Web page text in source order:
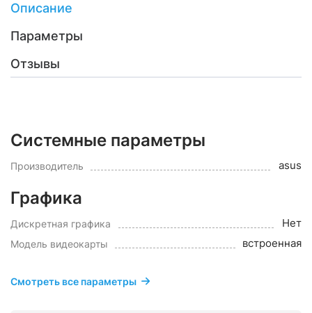
Описание
Параметры
Отзывы
Системные параметры
Производитель asus
Графика
Дискретная графика Нет
Модель видеокарты встроенная
Смотреть все параметры